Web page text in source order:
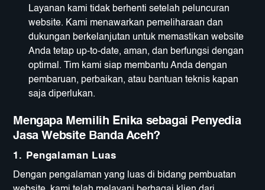
Layanan kami tidak berhenti setelah peluncuran
website. Kami menawarkan pemeliharaan dan
dukungan berkelanjutan untuk memastikan website
Anda tetap up-to-date, aman, dan berfungsi dengan
optimal. Tim kami siap membantu Anda dengan
pembaruan, perbaikan, atau bantuan teknis kapan
saja diperlukan.
Mengapa Memilih Enika sebagai Penyedia
Jasa Website Banda Aceh?
1. Pengalaman Luas
Dengan pengalaman yang luas di bidang pembuatan